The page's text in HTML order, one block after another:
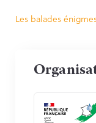
Les balades